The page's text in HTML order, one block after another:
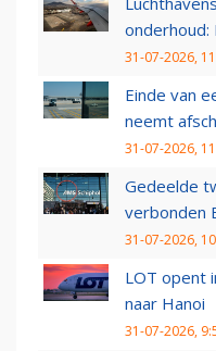
onderhoud:
31-07-2026,
Einde van
neemt
31-07-2026,
Gedeelde
verbonden
31-07-2026,
LOT opent
naar Hanoi
31-07-2026,